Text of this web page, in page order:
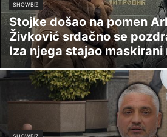
SHOWBIZ
Stojke došao na pomen
Živković srdačno se
Iza njega stajao maskirani